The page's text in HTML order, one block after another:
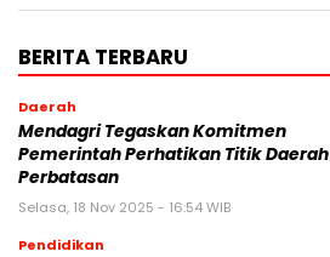
BERITA TERBARU
Daerah
Mendagri Tegaskan Komitmen
Pemerintah Perhatikan Titik Daerah
Perbatasan
Selasa, 18 Nov 2025 - 16:54 WIB
Pendidikan